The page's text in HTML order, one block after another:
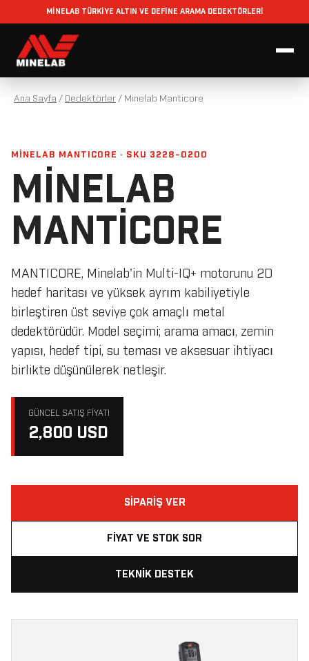
MİNELAB TÜRKİYE ALTIN VE DEFİNE ARAMA DEDEKTÖRLERİ
Ana Sayfa / Dedektörler / Minelab Manticore
MINELAB MANTICORE · SKU 3228-0200
MINELAB
MANTICORE
MANTICORE, Minelab'in Multi-IQ+ motorunu 2D
hedef haritası ve yüksek ayrım kabiliyetiyle
birleştiren üst seviye çok amaçlı metal
dedektörüdür. Model seçimi; arama amacı, zemin
yapısı, hedef tipi, su teması ve aksesuar ihtiyacı
birlikte düşünülerek netleşir.
GÜNCEL SATIŞ FIYATI
2,800 USD
SIPARIŞ VER
FIYAT VE STOK SOR
TEKNIK DESTEK